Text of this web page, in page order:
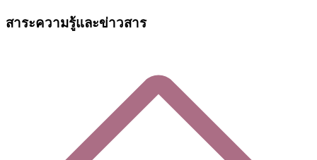
สาระความรู้และข่าวสาร